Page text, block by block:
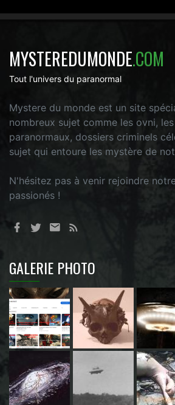
MYSTEREDUMONDE.COM
Tout l'univers du paranormal
Mystere du monde est un site
nombreux sujet comme les ovni,
paranormaux, dossiers criminels
sujet qui entoure les mystère de
N'hésitez pas à venir rejoindre
passionés !
GALERIE PHOTO